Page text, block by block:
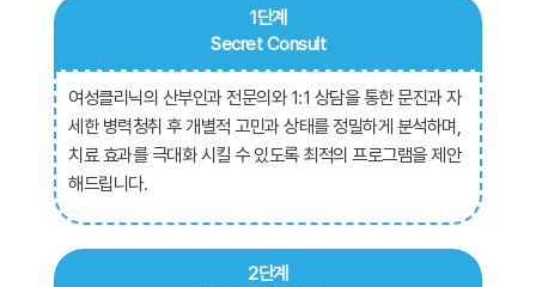
1단계
Secret Consult
여성클리닉의 산부인과 전문의와 1:1 상담을 통한 문진과 자
세한 병력청취 후 개별적 고민과 상태를 정밀하게 분석하며,
치료 효과를 극대화 시킬 수 있도록 최적의 프로그램을 제안
해드립니다.
2단계